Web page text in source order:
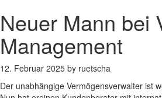
Neuer Mann bei
Management
12. Februar 2025 by ruetscha
Der unabhängige Vermögensverwalter ist